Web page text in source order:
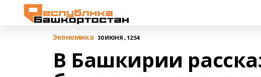
Экономика 30 ИЮНЯ , 12:54
В Башкирии